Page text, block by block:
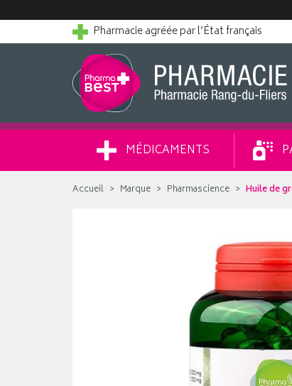
Pharmacie agréée par l’État français
MÉDICAMENTS
Accueil Marque Pharmascience Huile de